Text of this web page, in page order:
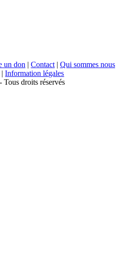
un don | Contact | Qui sommes nous
|Information légales
droits réservés